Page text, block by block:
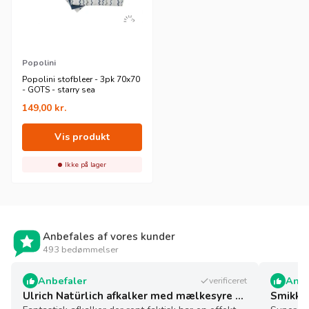
Popolini
Popolini stofbleer - 3pk 70x70
- GOTS - starry sea
149,00 kr.
Vis produkt
Ikke på lager
Anbefales af vores kunder
493 bedømmelser
Anbefaler verificeret
Ulrich Natürlich afkalker med mælkesyre - 5 l - økologisk